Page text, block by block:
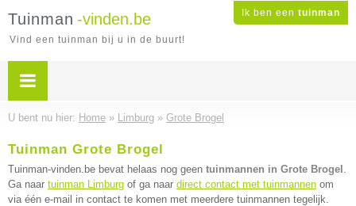
Ik ben een tuinman
Tuinman -vinden.be
Vind een tuinman bij u in de buurt!
U bent nu hier: Home » Limburg » Grote Brogel
Tuinman Grote Brogel
Tuinman-vinden.be bevat helaas nog geen tuinmannen in Grote Brogel .
Ga naar tuinman Limburg of ga naar direct contact met tuinmannen om
via één e-mail in contact te komen met meerdere tuinmannen tegelijk.